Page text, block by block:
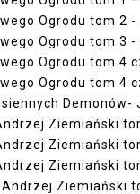
Ogrodu tom 2
Ogrodu tom 3
Ogrodu tom 4
Ogrodu tom 4
Demonów-
Ziemiański
Ziemiański
Ziemiański
Ziemiański